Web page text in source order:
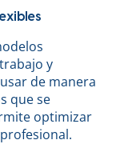
y
de manera
que se
optimizar